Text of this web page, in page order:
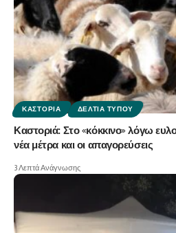
ΚΑΣΤΟΡΙΆ ΔΕΛΤΊΑ ΤΎΠΟΥ
Καστοριά: Στο «κόκκινο» λόγω
νέα μέτρα και οι απαγορεύσεις
3 Λεπτά Ανάγνωσης